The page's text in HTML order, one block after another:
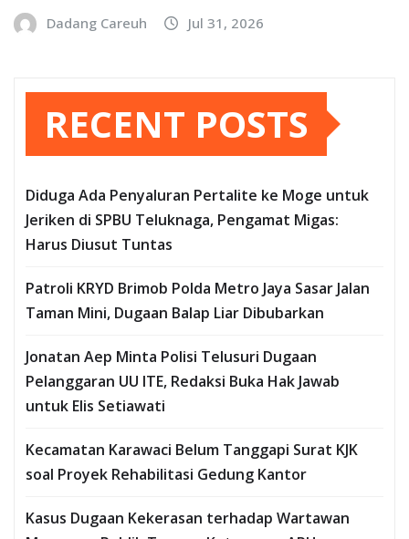
Dadang Careuh Jul 31, 2026
RECENT POSTS
Diduga Ada Penyaluran Pertalite ke Moge untuk
Jeriken di SPBU Teluknaga, Pengamat Migas:
Harus Diusut Tuntas
Patroli KRYD Brimob Polda Metro Jaya Sasar Jalan
Taman Mini, Dugaan Balap Liar Dibubarkan
Jonatan Aep Minta Polisi Telusuri Dugaan
Pelanggaran UU ITE, Redaksi Buka Hak Jawab
untuk Elis Setiawati
Kecamatan Karawaci Belum Tanggapi Surat KJK
soal Proyek Rehabilitasi Gedung Kantor
Kasus Dugaan Kekerasan terhadap Wartawan